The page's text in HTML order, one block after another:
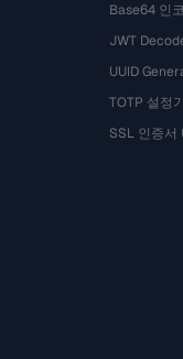
Base64 인
JWT
UUID
TOTP 설정기
SSL 인증서